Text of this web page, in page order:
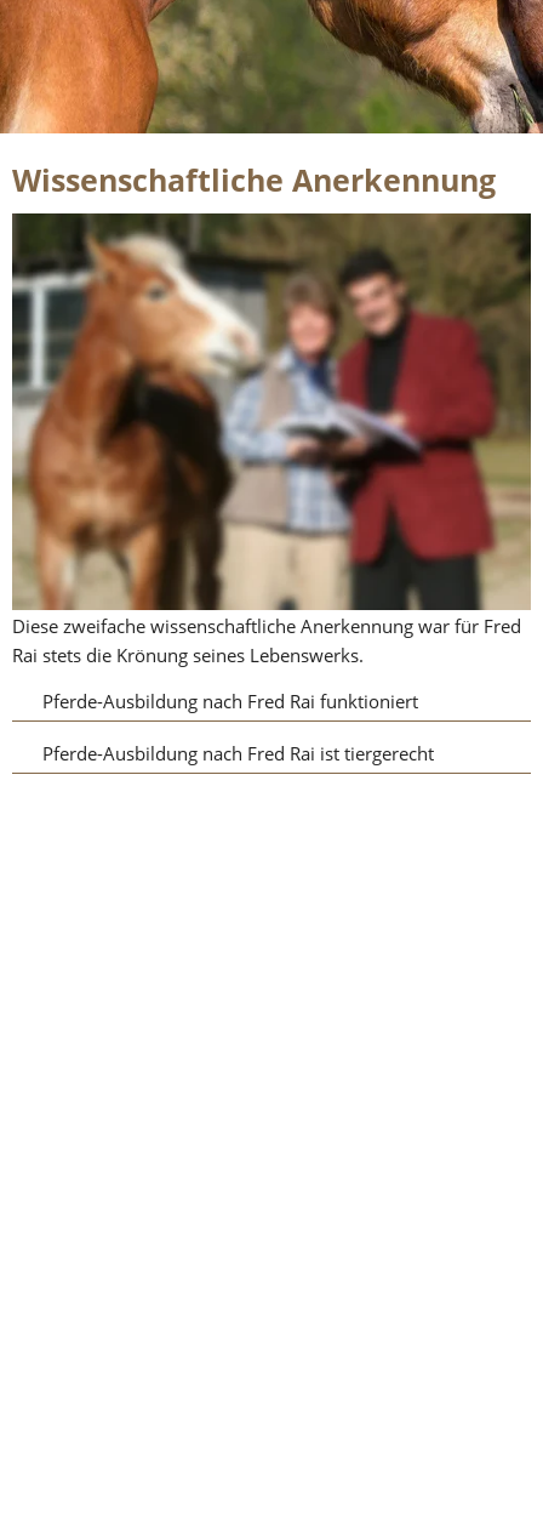
Wissenschaftliche Anerkennung
Mit zwei Masterarbeiten ist die RAI-Methode, wie der Mensch
zum Leittier seines Pferdes wird, wissenschaftlich bestätigt:
Die von der führenden Verhaltensforscherin für Pferde, Dr.
Margit Zeitler-Feicht (Foto, mit Fred Rai), betreuten
Masterarbeiten an der Technischen Universität München-
Weihenstephan belegen eindeutig, dass die von Fred Rai
entwickelte Art der Bodenarbeit besonders tiergerecht, aber
gleichsam wirksam ist.
Fred Rai schaffte es bei allen zehn getesten Pferden, in
weniger als 15 Minuten als Leittier akzeptiert zu werden. Die
Versuchspferde zeigten trotz der Dominanzarbeit alle
Anzeichen von Entspanntheit, was mit Messungen des
Stresshormons Kortisol im Speichel untermauert worden ist.
Diese zweifache wissenschaftliche Anerkennung war für Fred
Rai stets die Krönung seines Lebenswerks.
Pferde-Ausbildung nach Fred Rai funktioniert
Pferde-Ausbildung nach Fred Rai ist tiergerecht